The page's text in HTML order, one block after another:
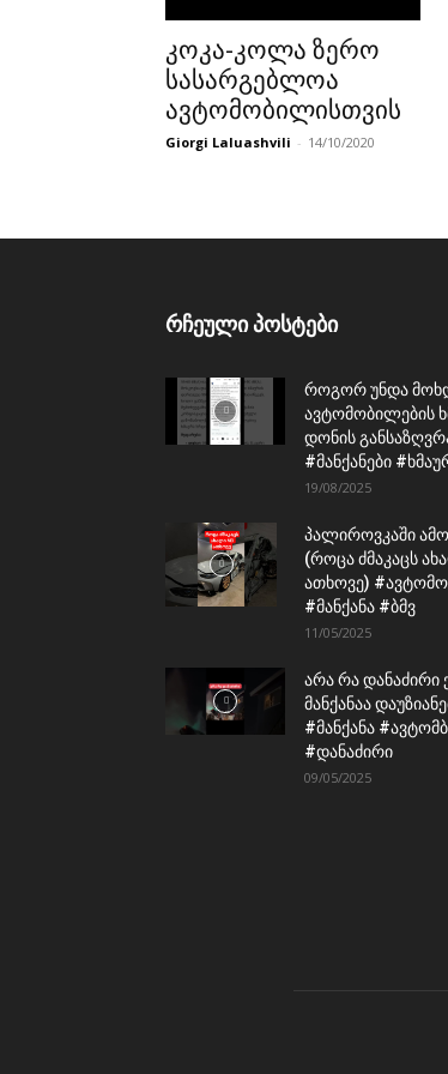
კოკა-კოლა ზერო
სასარგებლოა
ავტომობილისთვის
Giorgi Laluashvili - 14/10/2020
რჩეული პოსტები
როგორ უნდა
ავტომობილების
დონის
#მანქანები
19/08/2025
პალიროვკაში
(როცა ძმაკაცს
ათხოვე)
#მანქანა #ბმვ
11/05/2025
არა რა დანაძირი
მანქანაა
#მანქანა
#დანაძირი
09/05/2025